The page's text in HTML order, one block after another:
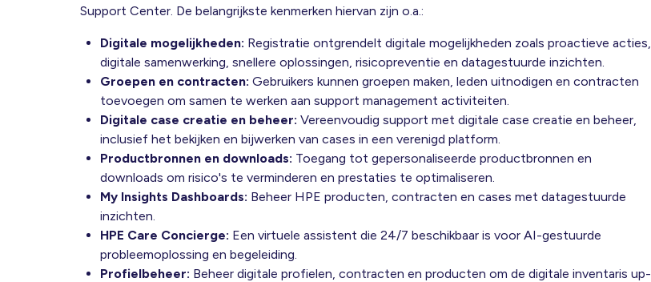
Support Center. De belangrijkste kenmerken hiervan zijn o.a.:
Digitale mogelijkheden: Registratie ontgrendelt digitale mogelijkheden zoals proactieve acties,
digitale samenwerking, snellere oplossingen, risicopreventie en datagestuurde inzichten.
Groepen en contracten: Gebruikers kunnen groepen maken, leden uitnodigen en contracten
toevoegen om samen te werken aan support management activiteiten.
Digitale case creatie en beheer: Vereenvoudig support met digitale case creatie en beheer,
inclusief het bekijken en bijwerken van cases in een verenigd platform.
Productbronnen en downloads: Toegang tot gepersonaliseerde productbronnen en
downloads om risico's te verminderen en prestaties te optimaliseren.
My Insights Dashboards: Beheer HPE producten, contracten en cases met datagestuurde
inzichten.
HPE Care Concierge: Een virtuele assistent die 24/7 beschikbaar is voor AI-gestuurde
probleemoplossing en begeleiding.
Profielbeheer: Beheer digitale profielen, contracten en producten om de digitale inventaris up-